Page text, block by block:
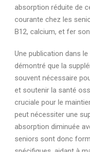
absorption réduite de
courante chez les
B12, calcium, et fer
Une publication dans le
démontré que la
souvent nécessaire
et soutenir la santé
cruciale pour le
peut nécessiter une
absorption diminuée
seniors sont donc